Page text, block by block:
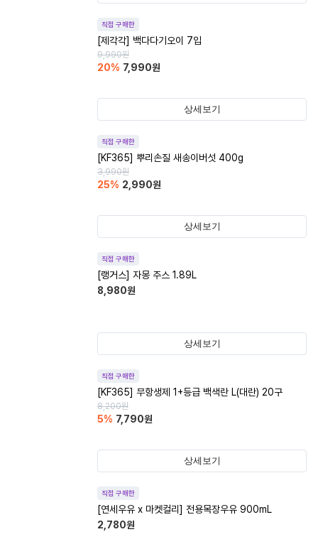
직접 구매한
[제각각] 백다다기오이 7입
9,990원
20% 7,990원
상세보기
직접 구매한
[KF365] 뿌리손질 새송이버섯 400g
3,990원
25% 2,990원
상세보기
직접 구매한
[랭거스] 자몽 주스 1.89L
8,980원
상세보기
직접 구매한
[KF365] 무항생제 1+등급 백색란 L(대란) 20구
8,200원
5% 7,790원
상세보기
직접 구매한
[연세우유 x 마켓컬리] 전용목장우유 900mL
2,780원